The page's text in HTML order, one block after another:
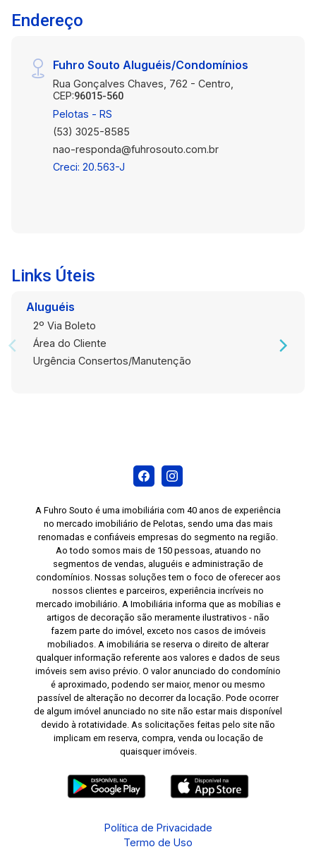
venha conhecer de perto este excelente
apartamento! #PROMOÇÃO
Endereço
Fuhro Souto Aluguéis/Condomínios
Rua Gonçalves Chaves, 762 - Centro,
CEP:96015-560
Pelotas - RS
(53) 3025-8585
nao-responda@fuhrosouto.com.br
Creci: 20.563-J
Links Úteis
Aluguéis
2º Via Boleto
Área do Cliente
Urgência Consertos/Manutenção
A Fuhro Souto é uma imobiliária com 40 anos de experiência
no mercado imobiliário de Pelotas, sendo uma das mais
renomadas e confiáveis empresas do segmento na região.
Ao todo somos mais de 150 pessoas, atuando no
segmentos de vendas, aluguéis e administração de
condomínios. Nossas soluções tem o foco de oferecer aos
nossos clientes e parceiros, experiência incríveis no
mercado imobiliário. A Imobiliária informa que as mobílias e
artigos de decoração são meramente ilustrativos - não
fazem parte do imóvel, exceto nos casos de imóveis
mobiliados. A imobiliária se reserva o direito de alterar
qualquer informação referente aos valores e dados de seus
imóveis sem aviso prévio. O valor anunciado do condomínio
é aproximado, podendo ser maior, menor ou mesmo
passível de alteração no decorrer da locação. Pode ocorrer
de algum imóvel anunciado no site não estar mais disponível
devido à rotatividade. As solicitações feitas pelo site não
implicam em reserva, compra, venda ou locação de
quaisquer imóveis.
Política de Privacidade
Termo de Uso